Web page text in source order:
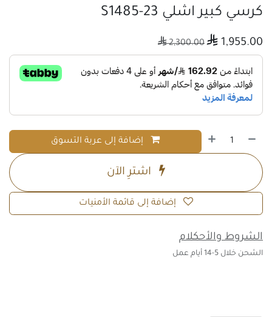
كرسي كبير اشلي S1485-23
1,955.00
2,300.00

إضافة إلى عربة التسوق
اشترِ الآن
إضافة إلى قائمة الأمنيات
الشروط والأحكلام
الشحن خلال 5-14 أيام عمل